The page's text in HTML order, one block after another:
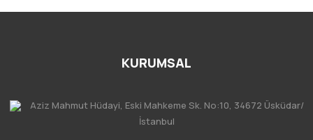
KURUMSAL
Aziz Mahmut Hüdayi, Eski Mahkeme Sk. No:10, 34672 Üsküdar/
İstanbul